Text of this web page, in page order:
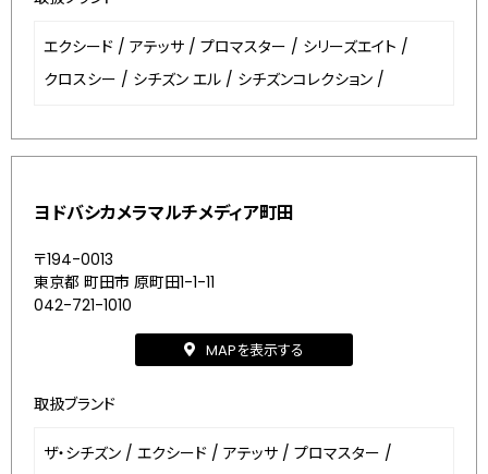
エクシード / アテッサ / プロマスター / シリーズエイト /
クロスシー / シチズン エル / シチズンコレクション /
ヨドバシカメラマルチメディア町田
〒194-0013
東京都 町田市 原町田1-1-11
042-721-1010
MAPを表示する
取扱ブランド
ザ・シチズン / エクシード / アテッサ / プロマスター /